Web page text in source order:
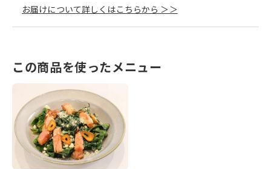
お届けについて詳しくはこちらから ＞＞
この商品を使ったメニュー